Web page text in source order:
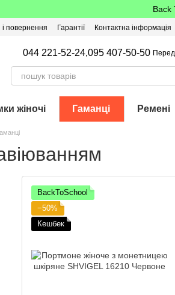
Back
і повернення Гарантії Контактна інформація
044 221-52-24,095 407-50-50
жіночі Гаманці Ремені
BackToSchool
−50%
Кешбек